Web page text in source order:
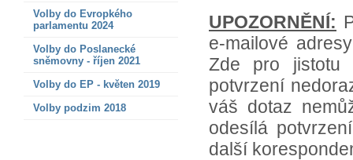
Volby do Evropkého
parlamentu 2024
Volby do Poslanecké
sněmovny - říjen 2021
Volby do EP - květen 2019
Volby podzim 2018
UPOZORNĚNÍ:
e-mailové
Zde pro jistotu
potvrzení
váš dotaz
odesílá
další